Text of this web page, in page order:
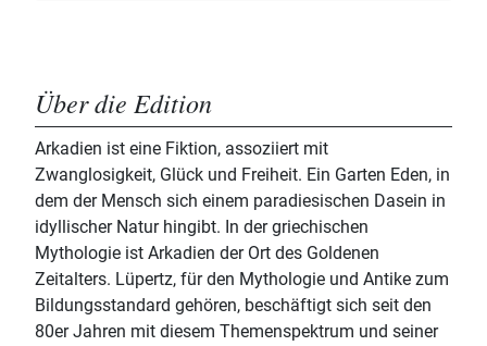
Über die Edition
Arkadien ist eine Fiktion, assoziiert mit
Zwanglosigkeit, Glück und Freiheit. Ein Garten Eden, in
dem der Mensch sich einem paradiesischen Dasein in
idyllischer Natur hingibt. In der griechischen
Mythologie ist Arkadien der Ort des Goldenen
Zeitalters. Lüpertz, für den Mythologie und Antike zum
Bildungsstandard gehören, beschäftigt sich seit den
80er Jahren mit diesem Themenspektrum und seiner